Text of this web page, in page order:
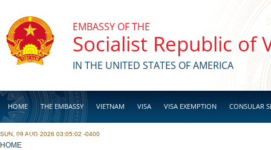
EMBASSY OF THE
Socialist Republic of
IN THE UNITED STATES OF AMERICA
HOME THE EMBASSY VIETNAM VISA VISA EXEMPTION CONSULAR
BUSINESS
SUN, 09 AUG 2026 03:05:02 -0400
YOU ARE HERE
HOME